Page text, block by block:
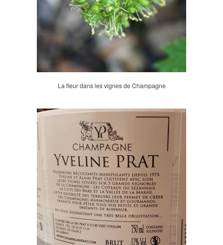
La fleur dans les vignes de Champagne